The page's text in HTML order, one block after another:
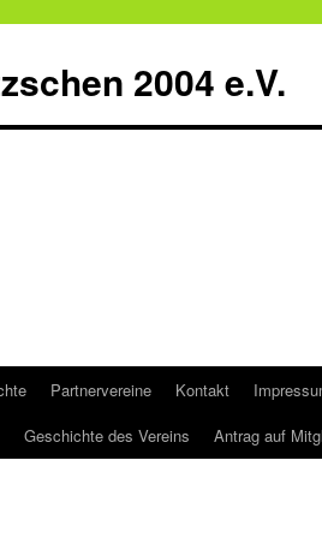
2004 e.V.
Partnervereine Kontakt
Geschichte des Vereins Antrag auf